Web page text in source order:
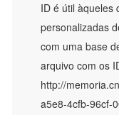
ID é útil àqueles
personalizadas
com uma base
arquivo com os
http://
a5e8-4cfb-96cf-